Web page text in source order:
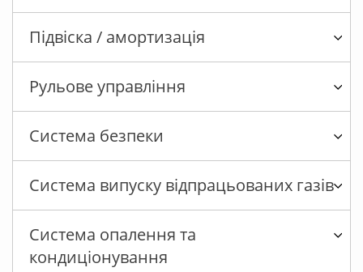
Підвіска / амортизація
Рульове управління
Система безпеки
Система випуску відпрацьованих газів
Система опалення та
кондиціонування